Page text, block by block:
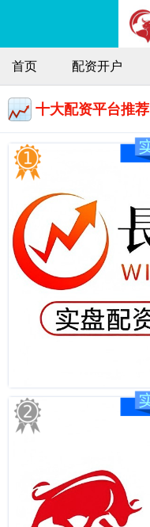
首页 配资开户
十大配资平台推荐